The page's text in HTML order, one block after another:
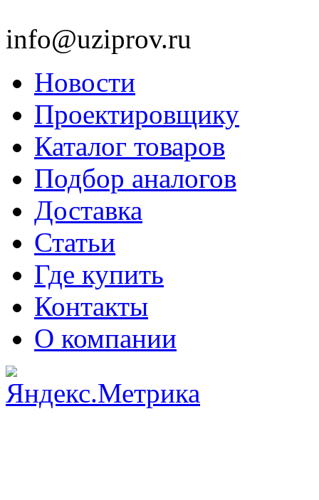
info@uziprov.ru
Новости
Проектировщику
Каталог товаров
Подбор аналогов
Доставка
Статьи
Где купить
Контакты
О компании